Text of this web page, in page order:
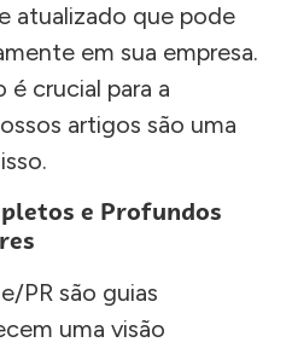
atualizado que pode
em sua empresa.
crucial para a
artigos são uma
e Profundos
PR são guias
uma visão